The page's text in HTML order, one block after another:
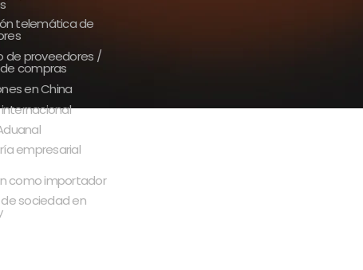
telemática de
de proveedores /
compras
en China
empresarial
como importador
sociedad en